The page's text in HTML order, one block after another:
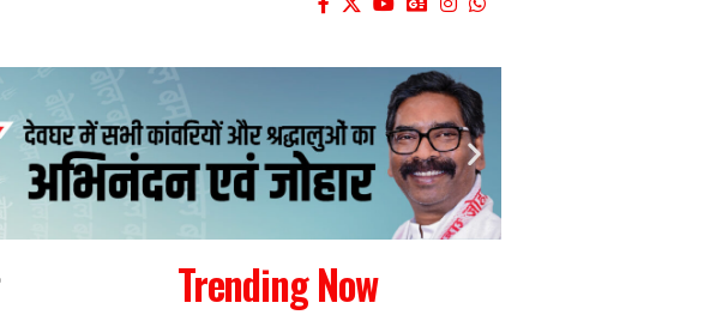
Trending Now